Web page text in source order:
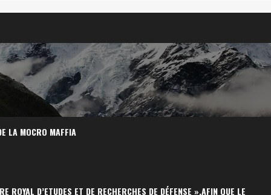
LA MOCRO MAFFIA
D’ETUDES ET DE RECHERCHES DE DÉFENSE »,AFIN QUE LE